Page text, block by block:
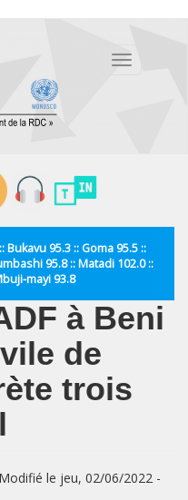
Toggle
Bukavu 95.3 :: Goma 95.5 ::
95.8 :: Matadi 102.0 ::
mayi 93.8
à Beni
de
trois
le jeu, 02/06/2022 -